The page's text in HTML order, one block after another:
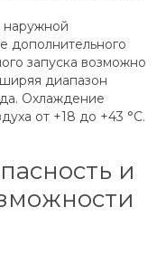
наружной
дополнительного
запуска возможно
диапазон
Охлаждение
от +18 до +43 °С.
и